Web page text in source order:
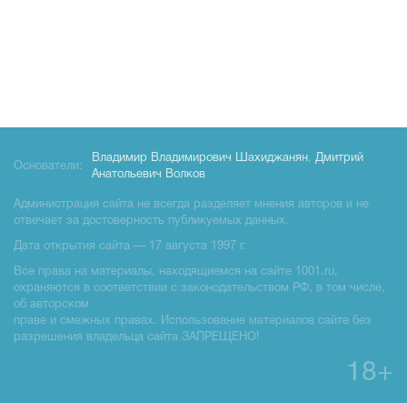
Основатели:
Владимир Владимирович Шахиджанян, Дмитрий
Анатольевич Волков
Администрация сайта не всегда разделяет мнения авторов и не
отвечает за достоверность публикуемых данных.
Дата открытия сайта — 17 августа 1997 г.
Все права на материалы, находящиемся на сайте 1001.ru,
охраняются в соответствии с законодательством РФ, в том числе,
об авторском
праве и смежных правах. Использование материалов сайте без
разрешения владельца сайта ЗАПРЕЩЕНО!
18+